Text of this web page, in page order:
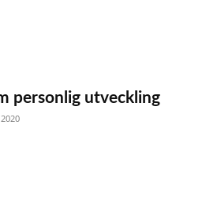
personlig utveckling